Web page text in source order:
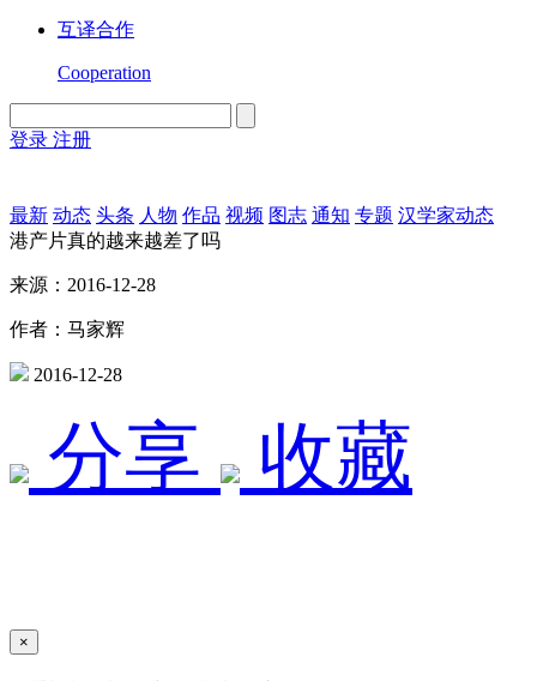
互译合作
Cooperation
登录 注册
最新 动态 头条 人物 作品 视频 图志 通知 专题 汉学家动态
港产片真的越来越差了吗
来源：2016-12-28
作者：马家辉
2016-12-28
分享 收藏
×